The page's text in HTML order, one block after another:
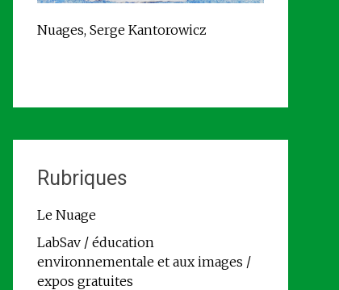
Nuages, Serge Kantorowicz
Rubriques
Le Nuage
LabSav / éducation
environnementale et aux images /
expos gratuites